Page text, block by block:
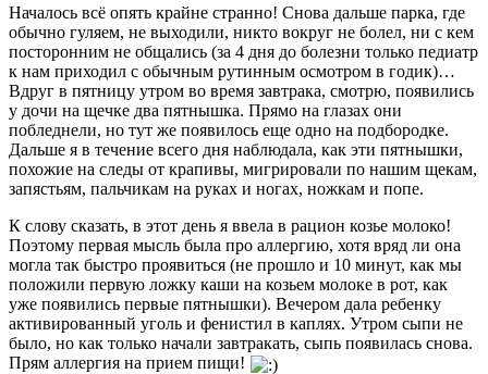
Началось всё опять крайне странно! Снова дальше парка, где
обычно гуляем, не выходили, никто вокруг не болел, ни с кем
посторонним не общались (за 4 дня до болезни только педиатр
к нам приходил с обычным рутинным осмотром в годик)…
Вдруг в пятницу утром во время завтрака, смотрю, появились
у дочи на щечке два пятнышка. Прямо на глазах они
побледнели, но тут же появилось еще одно на подбородке.
Дальше я в течение всего дня наблюдала, как эти пятнышки,
похожие на следы от крапивы, мигрировали по нашим щекам,
запястьям, пальчикам на руках и ногах, ножкам и попе.
К слову сказать, в этот день я ввела в рацион козье молоко!
Поэтому первая мысль была про аллергию, хотя вряд ли она
могла так быстро проявиться (не прошло и 10 минут, как мы
положили первую ложку каши на козьем молоке в рот, как
уже появились первые пятнышки). Вечером дала ребенку
активированный уголь и фенистил в каплях. Утром сыпи не
было, но как только начали завтракать, сыпь появилась снова.
Прям аллергия на прием пищи!